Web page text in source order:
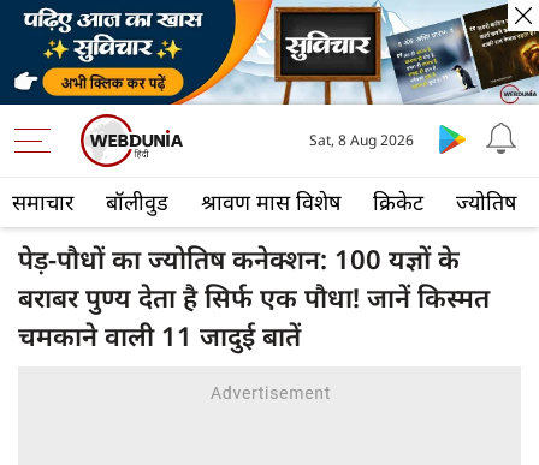
समाचार बॉलीवुड श्रावण मास विशेष क्रिकेट ज्योतिष
Sat, 8 Aug 2026
पेड़-पौधों का ज्योतिष कनेक्शन: 100 यज्ञों के
बराबर पुण्य देता है सिर्फ एक पौधा! जानें किस्मत
चमकाने वाली 11 जादुई बातें